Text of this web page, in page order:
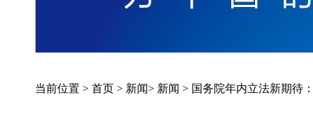
当前位置 > 首页 > 新闻> 新闻 > 国务院年内立法新期待